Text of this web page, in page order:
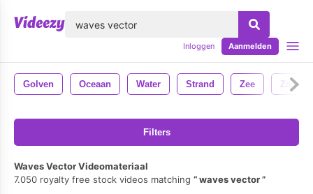
Inloggen Aanmelden
Golven Oceaan Water Strand Zee Zand
Filters
Waves Vector Videomateriaal
7.050 royalty free stock videos matching
waves vector